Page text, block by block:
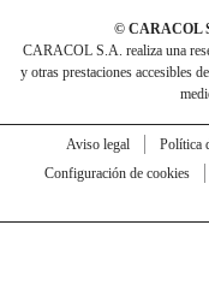
© CARACOL
CARACOL S.A. realiza una
y otras prestaciones accesibles
Aviso legal Política
Configuración de cookies